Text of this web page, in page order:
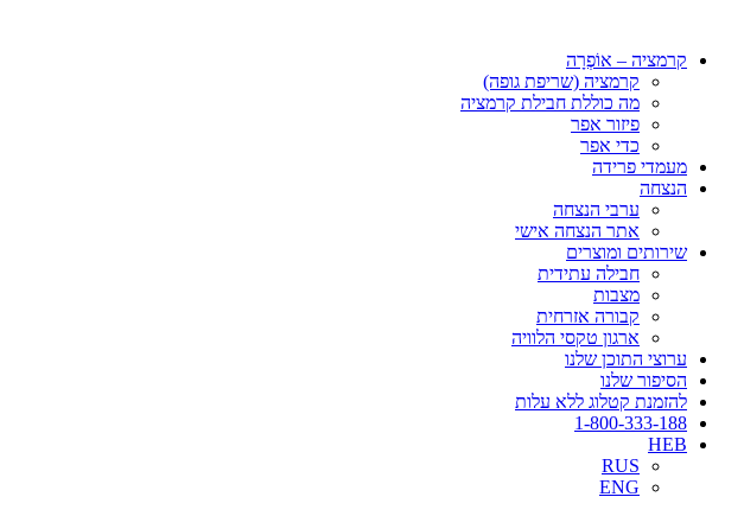
קרמציה – אוֹפְרָה
קרמציה (שריפת גופה)
מה כוללת חבילת קרמציה
פיזור אפר
כדי אפר
מעמדי פרידה
הנצחה
ערבי הנצחה
אתר הנצחה אישי
שירותים ומוצרים
חבילה עתידית
מצבות
קבורה אזרחית
ארגון טקסי הלוויה
ערוצי התוכן שלנו
הסיפור שלנו
להזמנת קטלוג ללא עלות
1-800-333-188
HEB
RUS
ENG